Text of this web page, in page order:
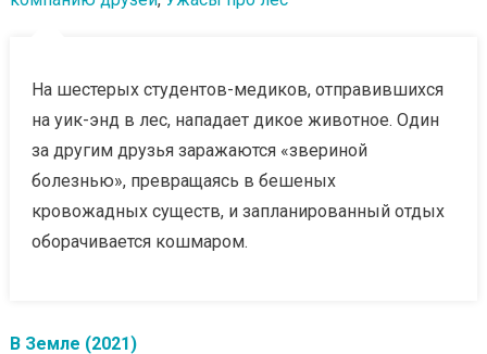
На шестерых студентов-медиков, отправившихся
на уик-энд в лес, нападает дикое животное. Один
за другим друзья заражаются «звериной
болезнью», превращаясь в бешеных
кровожадных существ, и запланированный отдых
оборачивается кошмаром.
В Земле (2021)